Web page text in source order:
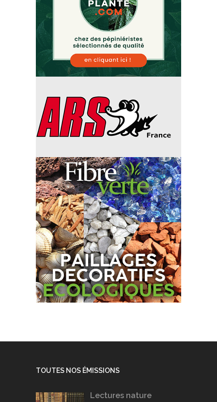
TOUTES NOS ÉMISSIONS
Lectures nature